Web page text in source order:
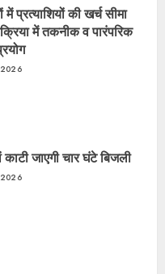
में प्रत्याशियों की खर्च सीमा
में तकनीक व पारंपरिक
जाएगी चार घंटे बिजली